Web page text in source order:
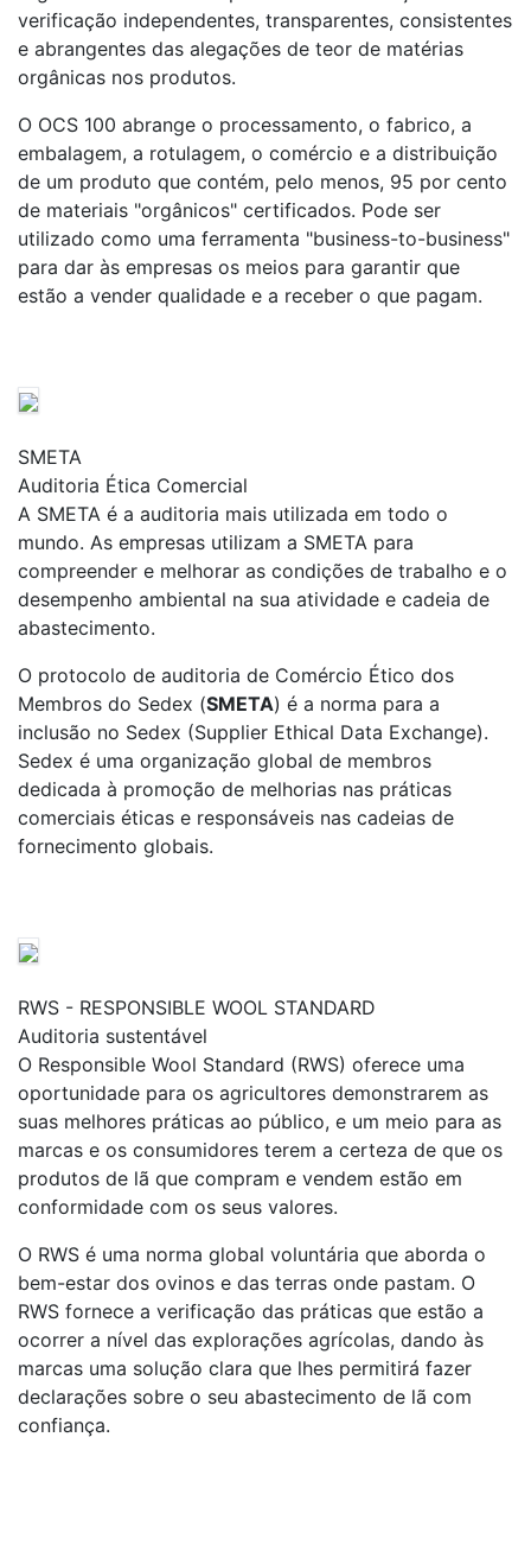
verificação independentes, transparentes, consistentes
e abrangentes das alegações de teor de matérias
orgânicas nos produtos.
O OCS 100 abrange o processamento, o fabrico, a
embalagem, a rotulagem, o comércio e a distribuição
de um produto que contém, pelo menos, 95 por cento
de materiais "orgânicos" certificados. Pode ser
utilizado como uma ferramenta "business-to-business"
para dar às empresas os meios para garantir que
estão a vender qualidade e a receber o que pagam.
SMETA
Auditoria Ética Comercial
A SMETA é a auditoria mais utilizada em todo o
mundo. As empresas utilizam a SMETA para
compreender e melhorar as condições de trabalho e o
desempenho ambiental na sua atividade e cadeia de
abastecimento.
O protocolo de auditoria de Comércio Ético dos
Membros do Sedex (SMETA) é a norma para a
inclusão no Sedex (Supplier Ethical Data Exchange).
Sedex é uma organização global de membros
dedicada à promoção de melhorias nas práticas
comerciais éticas e responsáveis nas cadeias de
fornecimento globais.
RWS - RESPONSIBLE WOOL STANDARD
Auditoria sustentável
O Responsible Wool Standard (RWS) oferece uma
oportunidade para os agricultores demonstrarem as
suas melhores práticas ao público, e um meio para as
marcas e os consumidores terem a certeza de que os
produtos de lã que compram e vendem estão em
conformidade com os seus valores.
O RWS é uma norma global voluntária que aborda o
bem-estar dos ovinos e das terras onde pastam. O
RWS fornece a verificação das práticas que estão a
ocorrer a nível das explorações agrícolas, dando às
marcas uma solução clara que lhes permitirá fazer
declarações sobre o seu abastecimento de lã com
confiança.